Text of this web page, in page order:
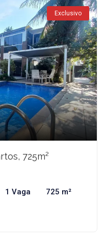
Exclusivo
725m²
1 Vaga 725 m²